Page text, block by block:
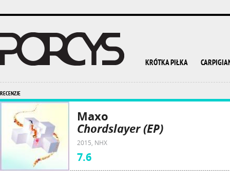
KRÓTKA PIŁKA
RECENZJE
Maxo
Chordslayer (EP)
2015, NHX
7.6